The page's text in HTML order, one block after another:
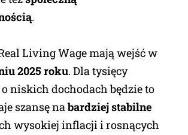
.
Living Wage mają wejść w
2025 roku. Dla tysięcy
niskich dochodach będzie to
szansę nabardziej stabilne
wysokiej inflacji i rosnących